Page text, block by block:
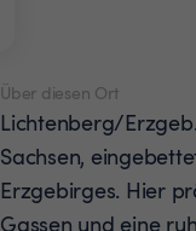
Über diesen Ort
Lichtenberg/
Sachsen,
Erzgebirges. Hier
Gassen und eine